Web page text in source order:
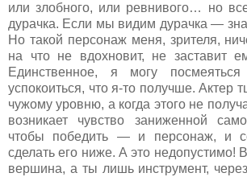
или злобного, или ревнивого… но
дурачка. Если мы видим дурачка —
Но такой персонаж меня, зрителя,
на что не вдохновит, не заставит
Единственное, я могу
успокоиться, что я-то получше. Актер
чужому уровню, а когда этого не
возникает чувство заниженной
чтобы победить — и персонаж, и
сделать его ниже. А это недопустимо!
вершина, а ты лишь инструмент,